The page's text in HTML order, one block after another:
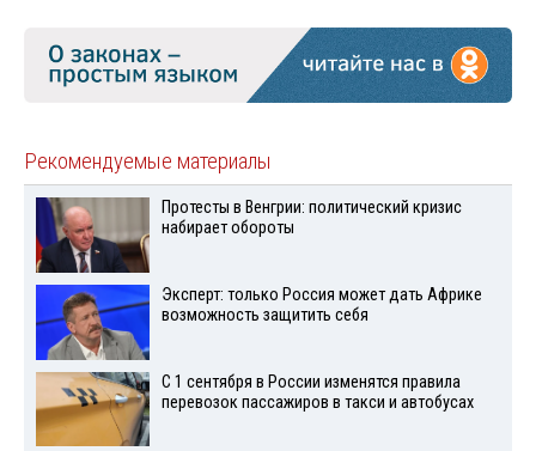
Рекомендуемые материалы
Протесты в Венгрии: политический кризис
набирает обороты
Эксперт: только Россия может дать Африке
возможность защитить себя
С 1 сентября в России изменятся правила
перевозок пассажиров в такси и автобусах